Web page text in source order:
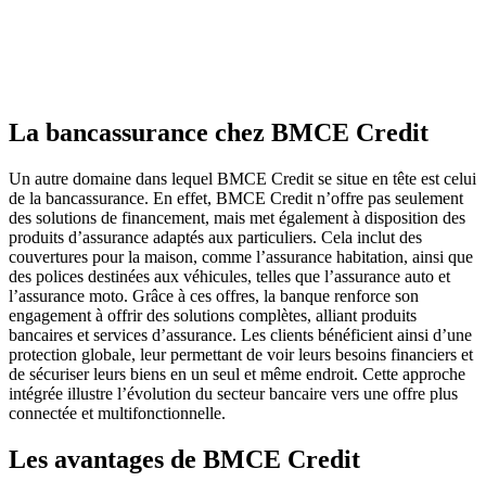
La bancassurance chez BMCE Credit
Un autre domaine dans lequel BMCE Credit se situe en tête est celui
de la bancassurance. En effet, BMCE Credit n’offre pas seulement
des solutions de financement, mais met également à disposition des
produits d’assurance adaptés aux particuliers. Cela inclut des
couvertures pour la maison, comme l’assurance habitation, ainsi que
des polices destinées aux véhicules, telles que l’assurance auto et
l’assurance moto. Grâce à ces offres, la banque renforce son
engagement à offrir des solutions complètes, alliant produits
bancaires et services d’assurance. Les clients bénéficient ainsi d’une
protection globale, leur permettant de voir leurs besoins financiers et
de sécuriser leurs biens en un seul et même endroit. Cette approche
intégrée illustre l’évolution du secteur bancaire vers une offre plus
connectée et multifonctionnelle.
Les avantages de BMCE Credit